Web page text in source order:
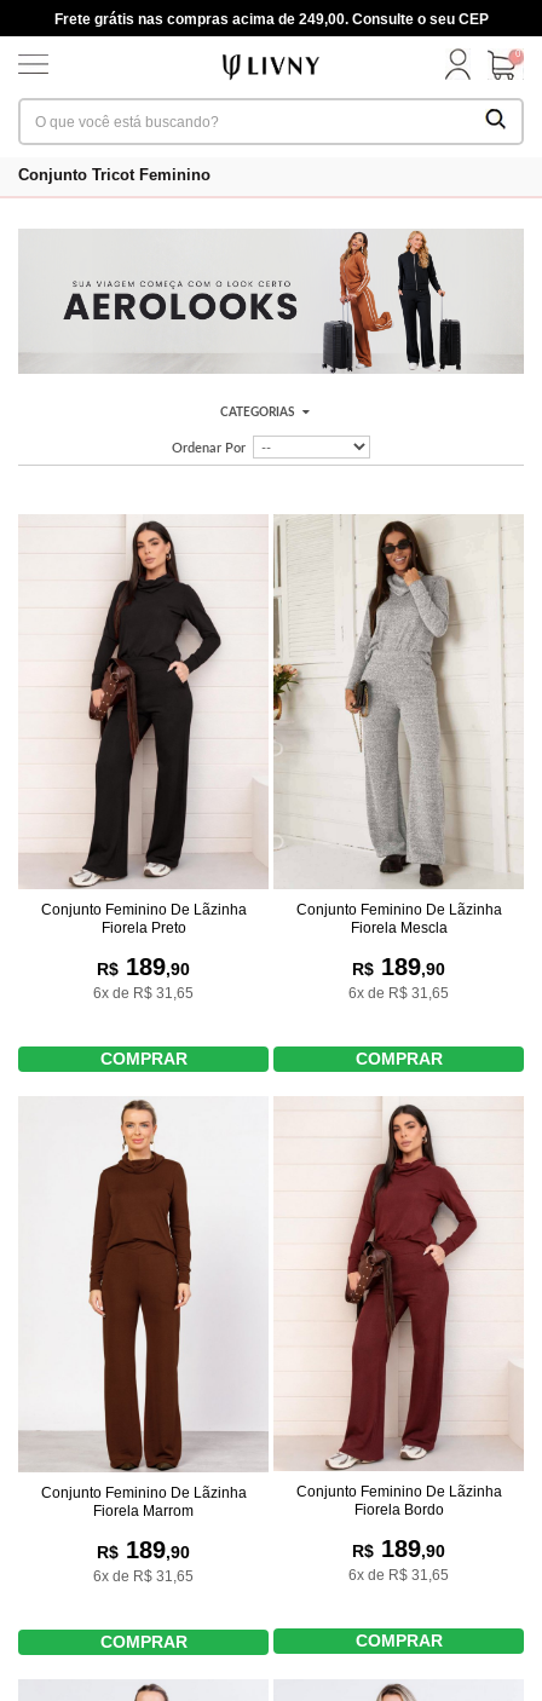
Frete grátis nas compras acima de 249,00. Consulte o seu CEP
0
Conjunto Tricot Feminino
CATEGORIAS
Ordenar Por
Conjunto Feminino De Lãzinha
Fiorela Preto
R$ 189,90
6x de R$ 31,65
COMPRAR
Conjunto Feminino De Lãzinha
Fiorela Mescla
R$ 189,90
6x de R$ 31,65
COMPRAR
Conjunto Feminino De Lãzinha
Fiorela Marrom
R$ 189,90
6x de R$ 31,65
COMPRAR
Conjunto Feminino De Lãzinha
Fiorela Bordo
R$ 189,90
6x de R$ 31,65
COMPRAR